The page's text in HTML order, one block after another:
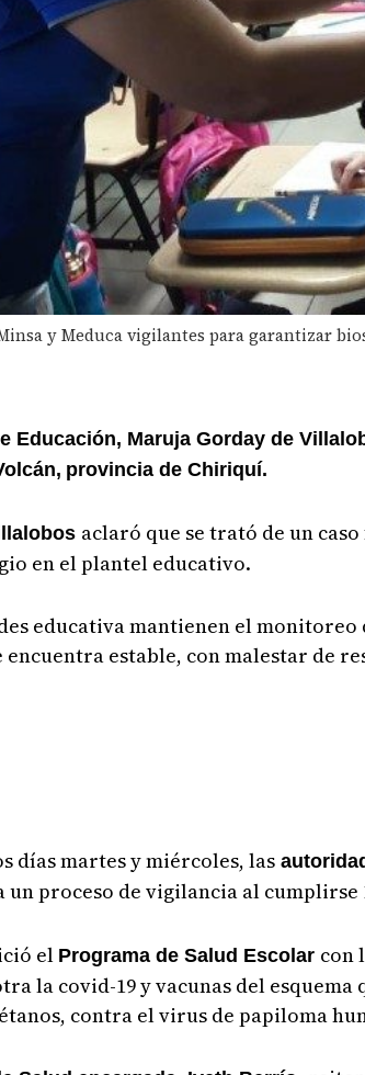
y Meduca vigilantes para garantizar
Educación, Maruja Gorday de
provincia de Chiriquí.
aclaró que se trató de un
en el plantel educativo.
educativa mantienen el
encuentra estable, con malestar de
días martes y miércoles, las
un proceso de vigilancia al cumplirse
el Programa de Salud Escolar con
la covid-19 y vacunas del
contra el virus de papiloma